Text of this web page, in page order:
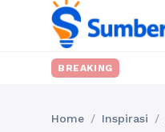
BREAKING
Home / Inspirasi /